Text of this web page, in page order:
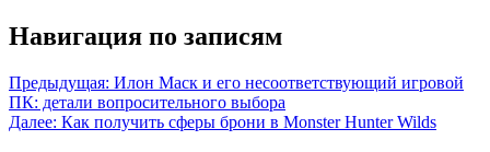
Навигация по записям
Предыдущая: Илон Маск и его несоответствующий игровой
ПК: детали вопросительного выбора
Далее: Как получить сферы брони в Monster Hunter Wilds